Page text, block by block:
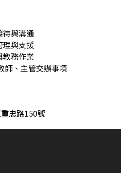
待與溝通
理與支援
教務作業
師、主管交辦事項
忠路150號